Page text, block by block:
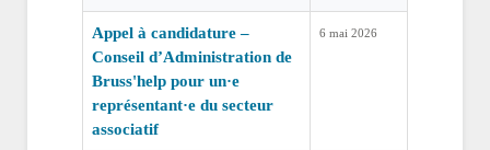
Appel à candidature –
Conseil d’Administration de
Bruss'help pour un·e
représentant·e du secteur
associatif
6 mai 2026